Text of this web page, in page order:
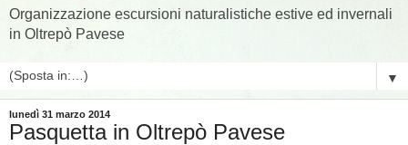
Organizzazione escursioni naturalistiche estive ed invernali
in Oltrepò Pavese
▼
lunedì 31 marzo 2014
Pasquetta in Oltrepò Pavese